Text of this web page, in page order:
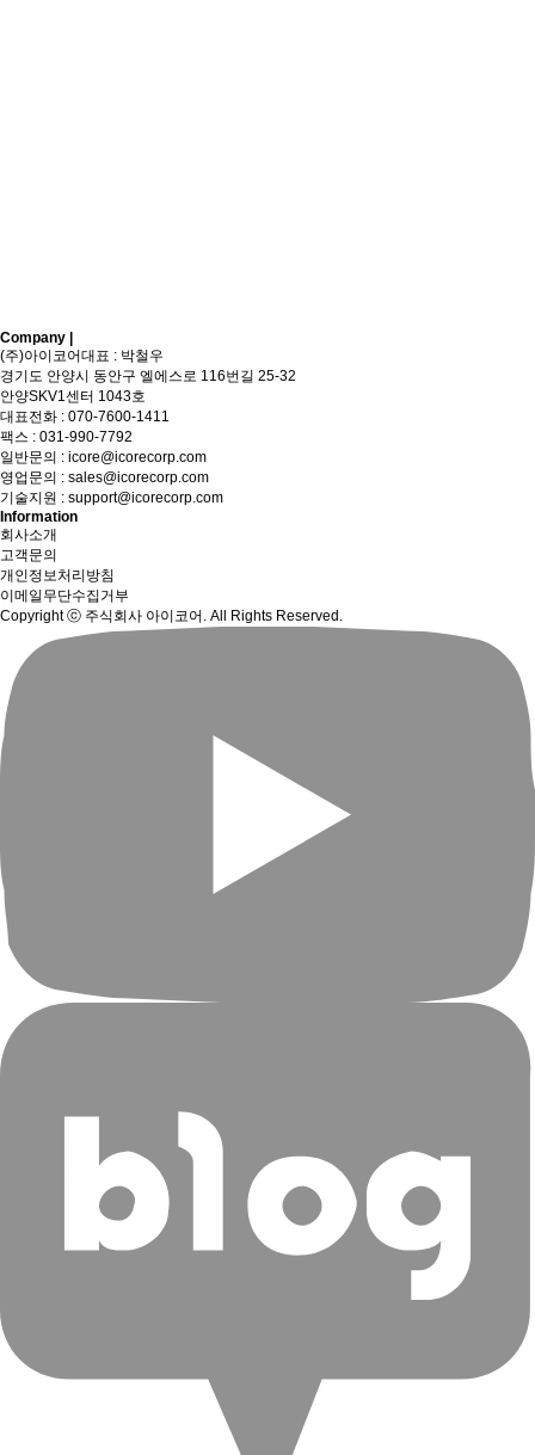
Company |
(주)아이코어대표 : 박철우
경기도 안양시 동안구 엘에스로 116번길 25-32
안양SKV1센터 1043호
대표전화 : 070-7600-1411
팩스 : 031-990-7792
일반문의 : icore@icorecorp.com
영업문의 : sales@icorecorp.com
기술지원 : support@icorecorp.com
Information
회사소개
고객문의
개인정보처리방침
이메일무단수집거부
Copyright ⓒ 주식회사 아이코어. All Rights Reserved.